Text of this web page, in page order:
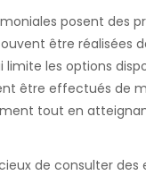
posent des
être réalisées
les options
être effectués de
tout en
de consulter des